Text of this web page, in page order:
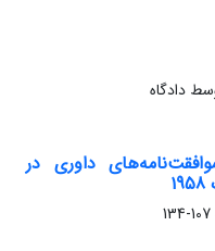
دادگاه
داوری در
107-134